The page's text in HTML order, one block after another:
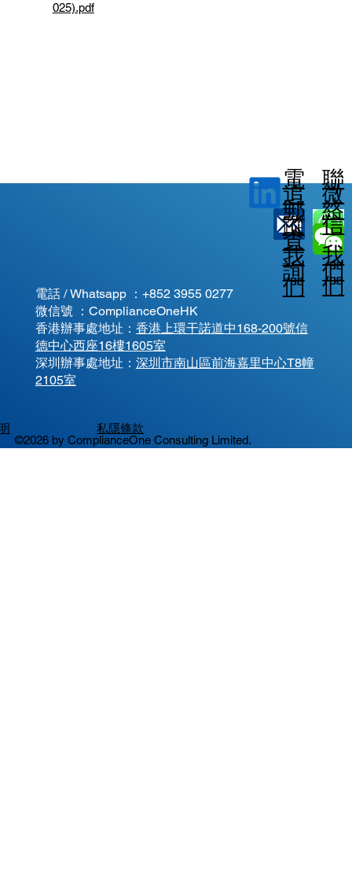
025).pdf
©2026 by ComplianceOne Consulting Limited.
電話 / Whatsapp ： +852 3955 0277
微信號 ：ComplianceOneHK
香港辦事處地址： 香港上環干諾道中168-200號信
德中心西座16樓1605室
​深圳辦事處地址： 深圳市南山區前海嘉里中心T8幢
2105室
私隱條款
電
郵
查
詢
追
蹤
我
們
聯
絡
我
們
微
信
我
們